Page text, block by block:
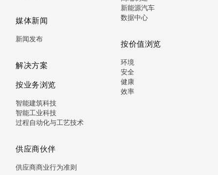
媒体新闻
新闻发布
解决方案
按业务浏览
智能建筑科技
智能工业科技
过程自动化与工艺技术
供应商伙伴
供应商商业行为准则
新能源汽车
数据中心
按价值浏览
环境
安全
健康
效率